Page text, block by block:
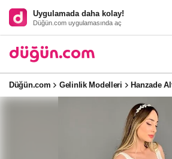
Uygulamada daha kolay!
Düğün.com uygulamasında aç
Düğün.com Gelinlik Modelleri Hanzade